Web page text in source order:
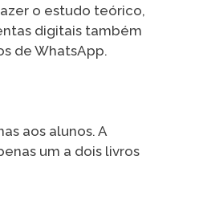
o estudo teórico,
digitais também
de WhatsApp.
aos alunos. A
um a dois livros